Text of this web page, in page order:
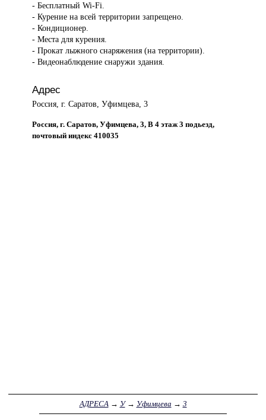
- Бесплатный Wi-Fi.
- Курение на всей территории запрещено.
- Кондиционер.
- Места для курения.
- Прокат лыжного снаряжения (на территории).
- Видеонаблюдение снаружи здания.
Адрес
Россия, г. Саратов, Уфимцева, 3
Россия, г. Саратов, Уфимцева, 3, В 4 этаж 3 подьезд,
почтовый индекс 410035
АДРЕСА→ У→ Уфимцева → 3